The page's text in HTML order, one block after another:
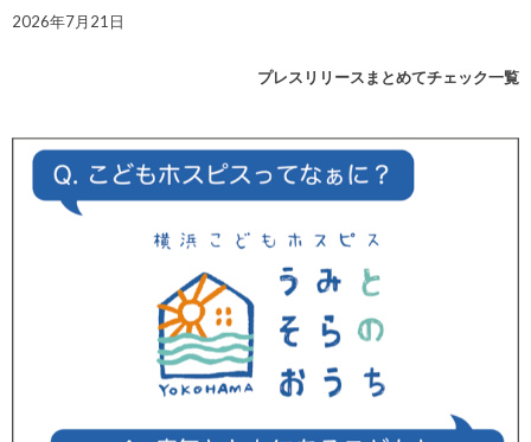
2026年7月21日
プレスリリースまとめてチェック一覧